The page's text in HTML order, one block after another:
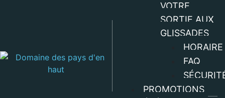
VOTRE
SORTIE AUX
GLISSADES
HORAIRE
FAQ
PROMOTIONS